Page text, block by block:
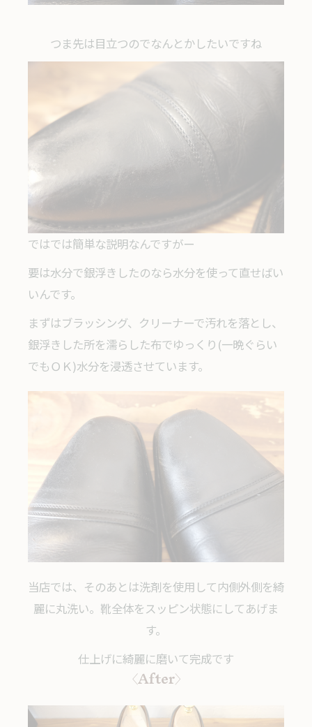
つま先は目立つのでなんとかしたいですね
ではでは簡単な説明なんですがー
要は水分で銀浮きしたのなら水分を使って直せばい
いんです。
まずはブラッシング、クリーナーで汚れを落とし、
銀浮きした所を濡らした布でゆっくり(一晩ぐらい
でもＯＫ)水分を浸透させています。
当店では、そのあとは洗剤を使用して内側外側を綺
麗に丸洗い。靴全体をスッピン状態にしてあげま
す。
仕上げに綺麗に磨いて完成です
〈After〉